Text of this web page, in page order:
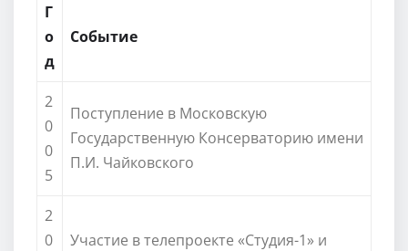
Г
о
д
Событие
2
0
0
5
Поступление в Московскую
Государственную Консерваторию имени
П.И. Чайковского
2
0
Участие в телепроекте «Студия-1» и